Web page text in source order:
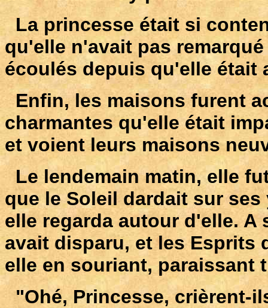
La princesse était si
qu'elle n'avait pas
écoulés depuis qu'elle était
Enfin, les maisons furent
charmantes qu'elle était
et voient leurs maisons
Le lendemain matin, elle
que le Soleil dardait sur
elle regarda autour d'elle.
avait disparu, et les Esprits
elle en souriant, paraissant
"Ohé, Princesse, crièrent-